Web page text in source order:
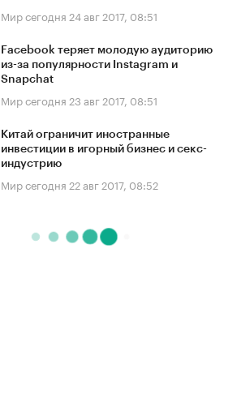
Мир сегодня 24 авг 2017, 08:51
Facebook теряет молодую аудиторию
из-за популярности Instagram и
Snapchat
Мир сегодня 23 авг 2017, 08:51
Китай ограничит иностранные
инвестиции в игорный бизнес и секс-
индустрию
Мир сегодня 22 авг 2017, 08:52